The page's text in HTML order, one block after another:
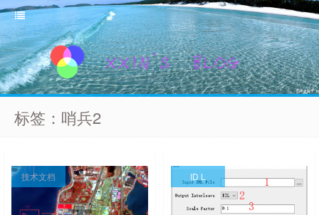
标签：哨兵2
技术文档 ID L